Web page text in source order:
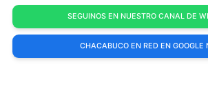
SEGUINOS EN NUESTRO CANAL DE
CHACABUCO EN RED EN GOOGLE